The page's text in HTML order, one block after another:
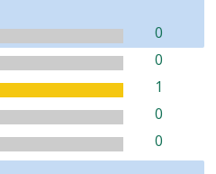
0
0
1
0
0